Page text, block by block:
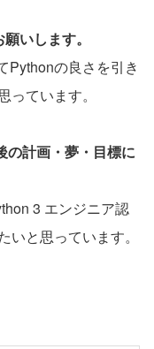
いします。
Pythonの良さを引き
ています。
計画・夢・目標に
3 エンジニア認
と思っています。